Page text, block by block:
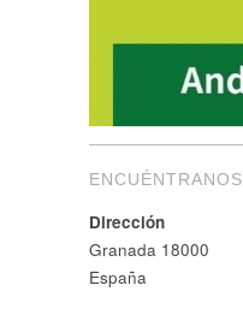
ENCUÉNTRANOS
Dirección
Granada 18000
España